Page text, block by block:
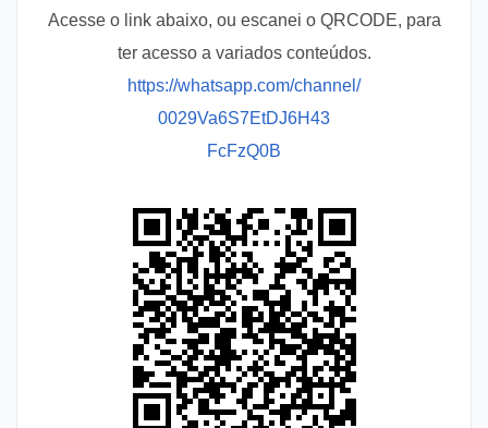
Acesse o link abaixo, ou escanei o QRCODE, para
ter acesso a variados conteúdos.
https://whatsapp.com/channel/
0029Va6S7EtDJ6H43
FcFzQ0B